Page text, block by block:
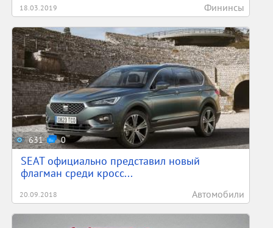
18.03.2019 Фининсы
631 0
SEAT официально представил новый
флагман среди кросс...
20.09.2018 Автомобили